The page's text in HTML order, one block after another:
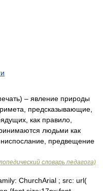
– явление природы
предсказывающие,
как правило,
людьми как
предвещение
словарь педагога)
ChurchArial ; src: url(